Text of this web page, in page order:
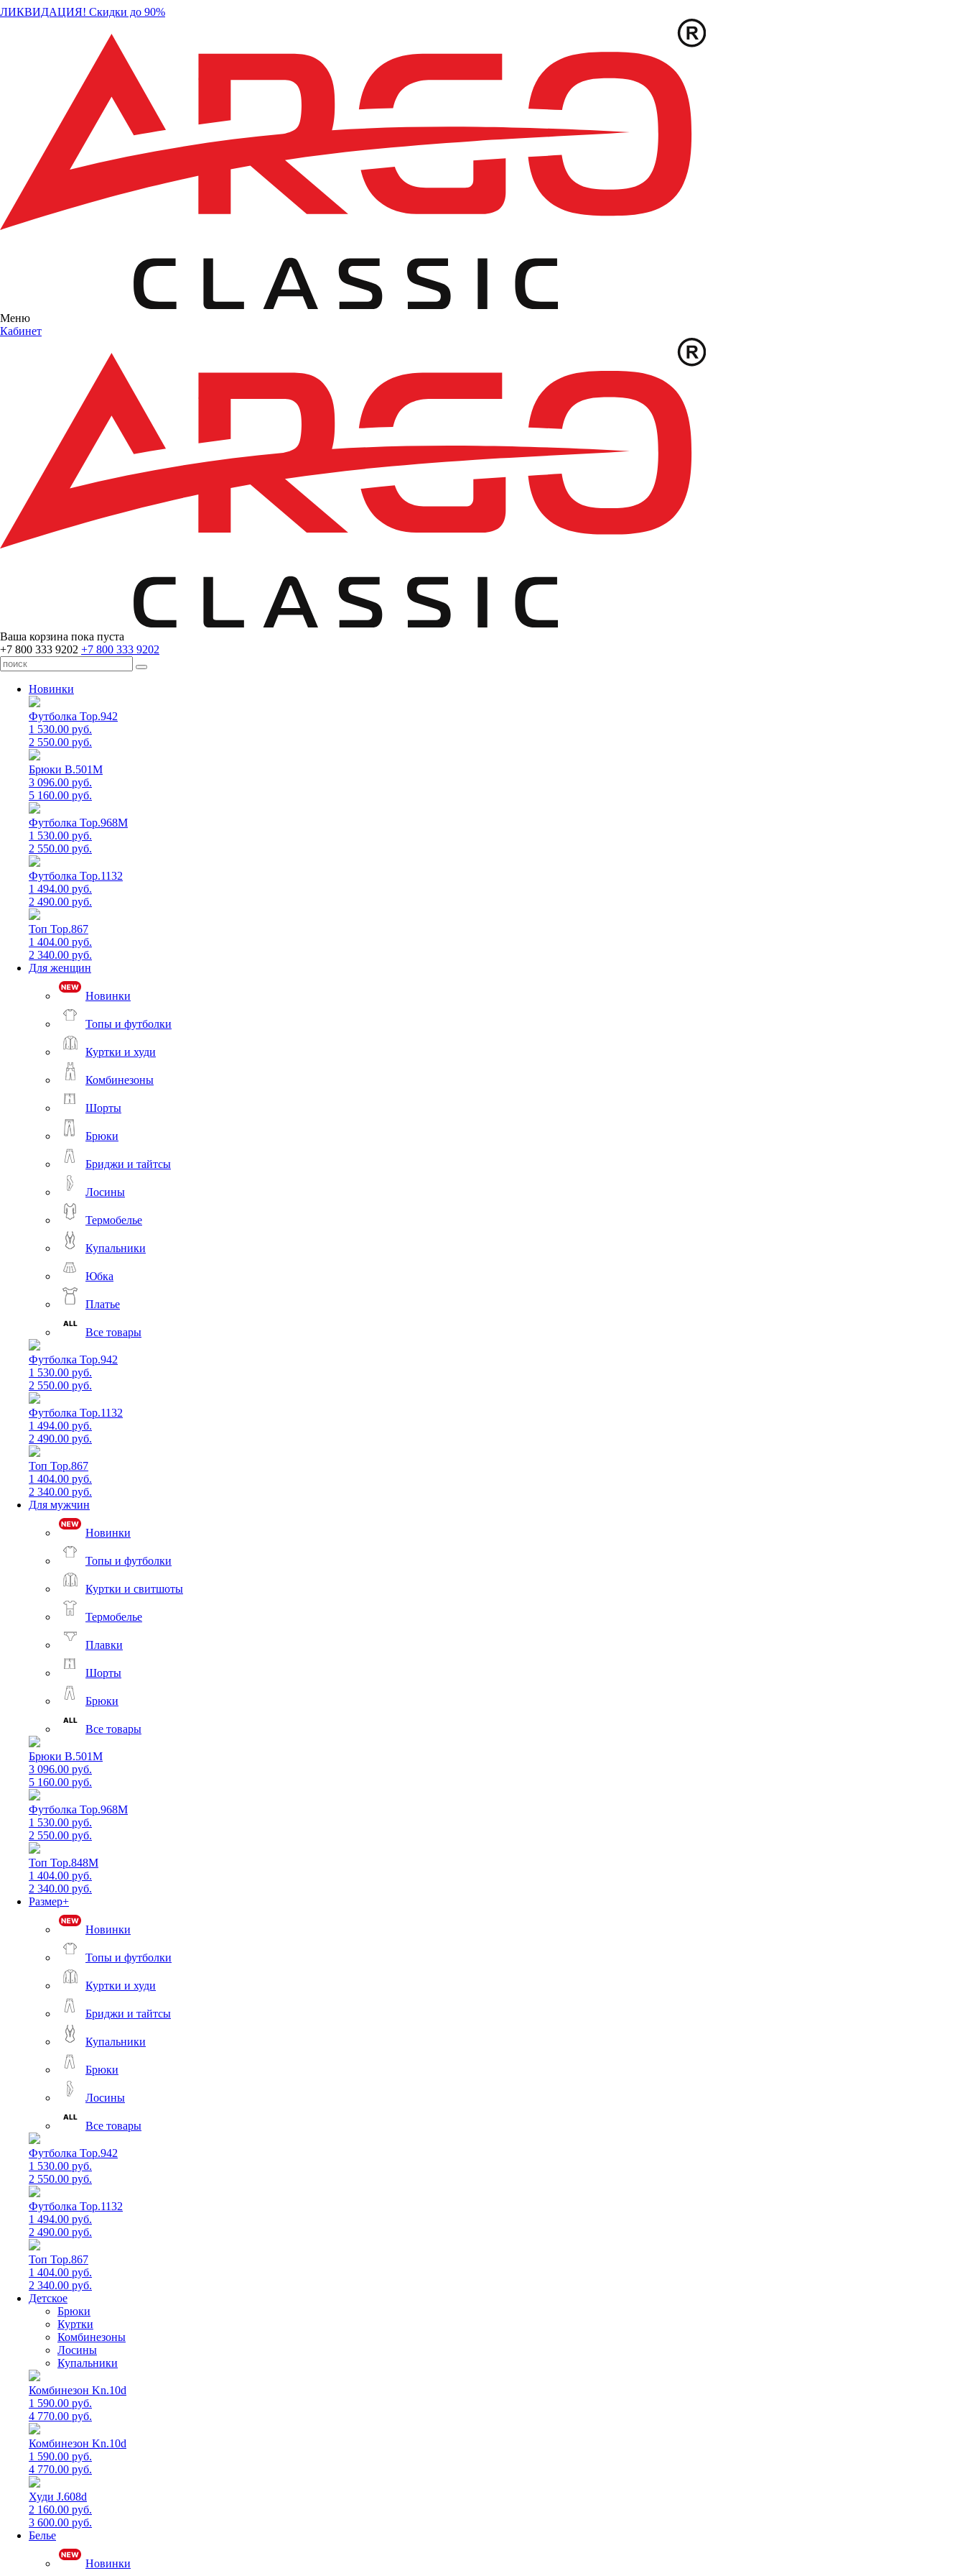
ЛИКВИДАЦИЯ! Скидки до 90%
Меню
Кабинет
Ваша корзина пока пуста
+7 800 333 9202 +7 800 333 9202
Новинки
Футболка Top.942
1 530.00 руб.
2 550.00 руб.
Брюки B.501M
3 096.00 руб.
5 160.00 руб.
Футболка Top.968M
1 530.00 руб.
2 550.00 руб.
Футболка Top.1132
1 494.00 руб.
2 490.00 руб.
Топ Top.867
1 404.00 руб.
2 340.00 руб.
Для женщин
Новинки
Топы и футболки
Куртки и худи
Комбинезоны
Шорты
Брюки
Бриджи и тайтсы
Лосины
Термобелье
Купальники
Юбка
Платье
Все товары
Футболка Top.942
1 530.00 руб.
2 550.00 руб.
Футболка Top.1132
1 494.00 руб.
2 490.00 руб.
Топ Top.867
1 404.00 руб.
2 340.00 руб.
Для мужчин
Новинки
Топы и футболки
Куртки и свитшоты
Термобелье
Плавки
Шорты
Брюки
Все товары
Брюки B.501M
3 096.00 руб.
5 160.00 руб.
Футболка Top.968M
1 530.00 руб.
2 550.00 руб.
Топ Top.848M
1 404.00 руб.
2 340.00 руб.
Размер+
Новинки
Топы и футболки
Куртки и худи
Бриджи и тайтсы
Купальники
Брюки
Лосины
Все товары
Футболка Top.942
1 530.00 руб.
2 550.00 руб.
Футболка Top.1132
1 494.00 руб.
2 490.00 руб.
Топ Top.867
1 404.00 руб.
2 340.00 руб.
Детское
Брюки
Куртки
Комбинезоны
Лосины
Купальники
Комбинезон Kn.10d
1 590.00 руб.
4 770.00 руб.
Комбинезон Kn.10d
1 590.00 руб.
4 770.00 руб.
Худи J.608d
2 160.00 руб.
3 600.00 руб.
Белье
Новинки